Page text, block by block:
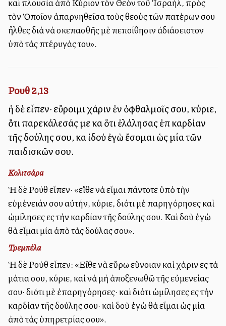
τὸν Ὁποῖον ἀπαρνηθεῖσα τοὺς θεοὺς τῶν πατέρων σου
ἦλθες διὰ νὰ σκεπασθῆς μὲ πεποίθησιν ἀδιάσειστον
ὑπὸ τὰς πτέρυγάς του».
Ρουθ 2,13
ἡ δὲ εἶπεν· εὕροιμι χάριν ἐν ὀφθαλμοῖς σου, κύριε,
ὅτι παρεκάλεσάς με καὶ ὅτι ἐλάλησας ἐπὶ καρδίαν
τῆς δούλης σου, καὶ ἰδοὺ ἐγὼ ἔσομαι ὡς μία τῶν
παιδισκῶν σου.
Κολιτσάρα
Ἡ δὲ Ρούθ εἶπεν· «εἴθε νὰ εἶμαι πάντοτε ὑπὸ τὴν
εὐμένειάν σου αὐτήν, κύριε, διότι μὲ παρηγόρησες καὶ
ὠμίλησες εἰς τὴν καρδίαν τῆς δούλης σου. Καὶ ἰδοὺ ἐγὼ
θὰ εἶμαι μία ἀπὸ τὰς δούλας σου».
Τρεμπέλα
Ἡ δὲ Ροὺθ εἶπεν: «Εἴθε νὰ εὕρω εὕνοιαν καὶ χάριν εἰς τὰ
μάτια σου, κύριε, καὶ νὰ μὴ ἀποξενωθῶ τῆς εὐμενείας
σου· διότι μὲ ἐπαρηγόρησες· καὶ διότι ὡμίλησες εἰς τὴν
καρδίαν τῆς δούλης σου· καὶ ἰδοὺ ἐγὼ θὰ εἶμαι ὡς μία
ἀπὸ τὰς ὑπηρετρίας σου».